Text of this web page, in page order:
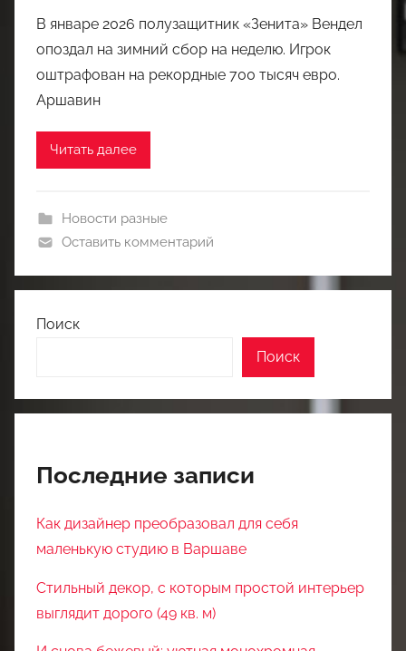
В январе 2026 полузащитник «Зенита» Вендел
опоздал на зимний сбор на неделю. Игрок
оштрафован на рекордные 700 тысяч евро.
Аршавин
Читать далее
Новости разные
Оставить комментарий
Поиск
Поиск
Последние записи
Как дизайнер преобразовал для себя
маленькую студию в Варшаве
Стильный декор, с которым простой интерьер
выглядит дорого (49 кв. м)